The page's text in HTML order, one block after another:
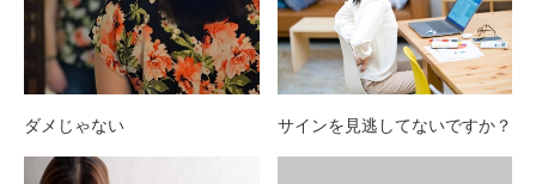
ダメじゃない サインを見逃してないですか？